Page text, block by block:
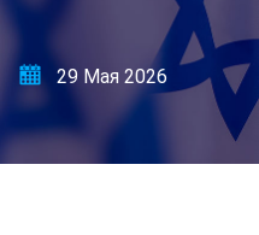
29 Мая 2026